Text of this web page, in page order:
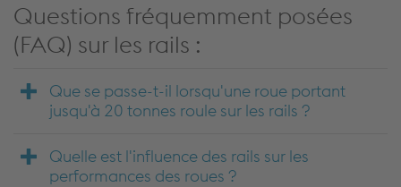
Questions fréquemment posées
(FAQ) sur les rails :
Que se passe-t-il lorsqu'une roue portant
jusqu'à 20 tonnes roule sur les rails ?
Quelle est l'influence des rails sur les
performances des roues ?